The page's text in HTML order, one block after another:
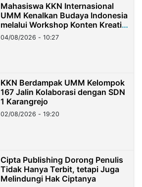
Mahasiswa KKN Internasional
UMM Kenalkan Budaya Indonesia
melalui Workshop Konten Kreatif
di Taiwan
04/08/2026 - 10:27
KKN Berdampak UMM Kelompok
167 Jalin Kolaborasi dengan SDN
1 Karangrejo
02/08/2026 - 19:20
Cipta Publishing Dorong Penulis
Tidak Hanya Terbit, tetapi Juga
Melindungi Hak Ciptanya